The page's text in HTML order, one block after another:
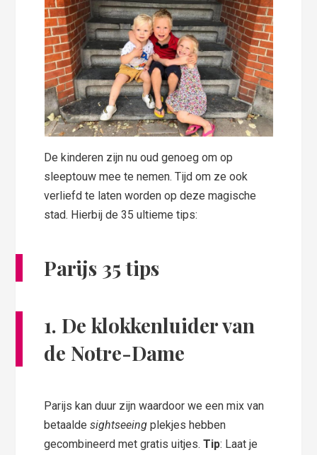
De kinderen zijn nu oud genoeg om op
sleeptouw mee te nemen. Tijd om ze ook
verliefd te laten worden op deze magische
stad. Hierbij de 35 ultieme tips:
Parijs 35 tips
1. De klokkenluider van
de Notre-Dame
Parijs kan duur zijn waardoor we een mix van
betaaldesightseeingplekjes hebben
gecombineerd met gratis uitjes.Tip: Laat je